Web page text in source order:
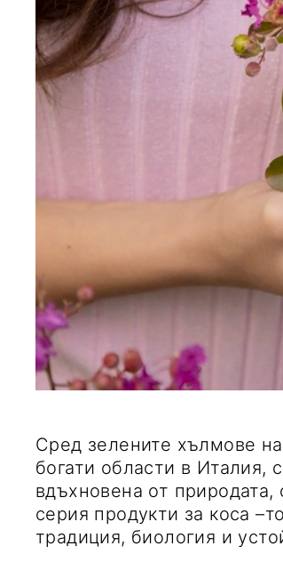
Сред зелените хълмове
богати области в Италия,
вдъхновена от
серия продукти за коса
традиция, биология и